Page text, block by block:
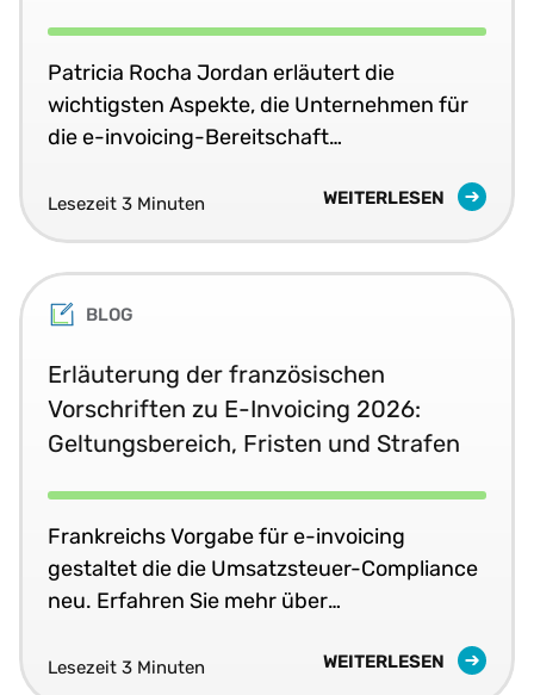
Patricia Rocha Jordan erläutert die
wichtigsten Aspekte, die Unternehmen für
die e-invoicing-Bereitschaft
Lesezeit 3 Minuten WEITERLESEN
BLOG
Erläuterung der französischen
Vorschriften zu E-Invoicing 2026:
Geltungsbereich, Fristen und Strafen
Frankreichs Vorgabe für e-invoicing
gestaltet die die Umsatzsteuer-Compliance
neu. Erfahren Sie mehr über
Unternehmen als Nächstes tun müssen.
Lesezeit 3 Minuten WEITERLESEN